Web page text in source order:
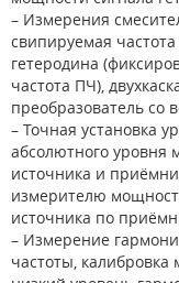
– Измерения
свипируемая
гетеродина
частота ПЧ),
преобразователь со
– Точная установка
абсолютного уровня
источника и
измерителю
источника по
– Измерение
частоты,